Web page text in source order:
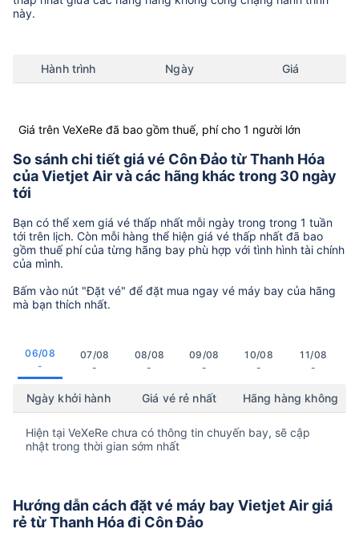
này.
Hành trình Ngày Giá
Giá trên VeXeRe đã bao gồm thuế, phí cho 1 người lớn
So sánh chi tiết giá vé Côn Đảo từ Thanh Hóa
của Vietjet Air và các hãng khác trong 30 ngày
tới
Bạn có thể xem giá vé thấp nhất mỗi ngày trong trong 1 tuần
tới trên lịch. Còn mỗi hàng thể hiện giá vé thấp nhất đã bao
gồm thuế phí của từng hãng bay phù hợp với tình hình tài chính
của mình.
Bấm vào nút "Đặt vé" để đặt mua ngay vé máy bay của hãng
mà bạn thích nhất.
06/08
-
07/08
-
08/08
-
09/08
-
10/08
-
11/08
-
Ngày khởi hành Giá vé rẻ nhất Hãng hàng không
Hiện tại VeXeRe chưa có thông tin chuyến bay, sẽ cập
nhật trong thời gian sớm nhất
Hướng dẫn cách đặt vé máy bay Vietjet Air giá
rẻ từ Thanh Hóa đi Côn Đảo